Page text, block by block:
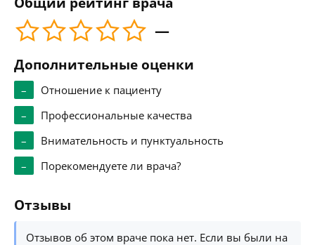
—
Дополнительные оценки
–
Отношение к пациенту
–
Профессиональные качества
–
Внимательность и пунктуальность
–
Порекомендуете ли врача?
Отзывы
Отзывов об этом враче пока нет. Если вы были на